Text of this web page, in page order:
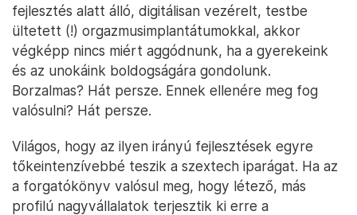
fejlesztés alatt álló, digitálisan vezérelt, testbe
ültetett (!) orgazmusimplantátumokkal, akkor
végképp nincs miért aggódnunk, ha a gyerekeink
és az unokáink boldogságára gondolunk.
Borzalmas? Hát persze. Ennek ellenére meg fog
valósulni? Hát persze.
Világos, hogy az ilyen irányú fejlesztések egyre
tőkeintenzívebbé teszik a szextech iparágat. Ha az
a forgatókönyv valósul meg, hogy létező, más
profilú nagyvállalatok terjesztik ki erre a